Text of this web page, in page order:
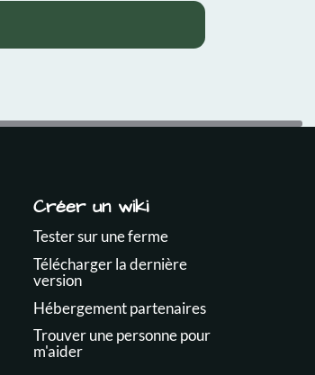
Créer un wiki
Tester sur une ferme
Télécharger la dernière
version
Hébergement partenaires
Trouver une personne pour
m'aider